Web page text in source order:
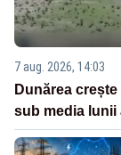
7 aug. 2026, 14:03
Dunărea
sub media lunii